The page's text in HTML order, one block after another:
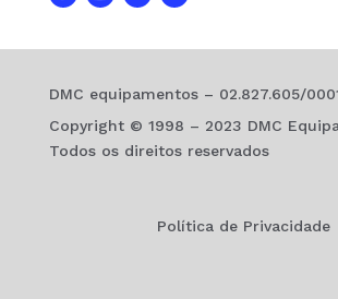
DMC equipamentos – 02.827.605/
Copyright © 1998 – 2023 DMC
Todos os direitos reservados
Política de Privacidade